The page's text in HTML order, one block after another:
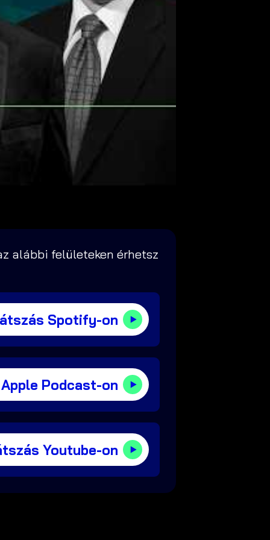
alábbi felületeken érhetsz
Spotify-on
Podcast-on
Youtube-on